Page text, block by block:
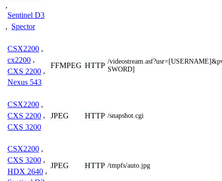
,
Sentinel D3
, Spector
CSX2200 ,
cx2200 ,
CXS 2200 ,
Nexus 543
FFMPEG HTTP /
SWORD]
CSX2200 ,
CXS 2200 ,
CXS 3200
JPEG HTTP /snapshot.cgi
CSX2200 ,
CXS 3200 ,
HDX 2640 ,
JPEG HTTP /tmpfs/auto.jpg